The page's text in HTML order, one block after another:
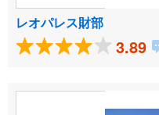
レオパレス財部
3.89